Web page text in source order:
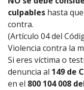
culpables hasta
contra.
(Artículo 04 del
Violencia contra la
Si eres víctima o
denuncia al 149 de
en el 800 104 008